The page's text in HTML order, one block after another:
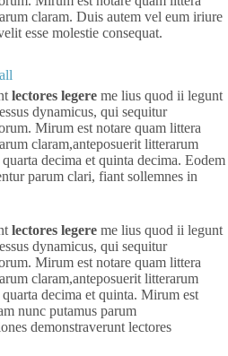
claram. Duis autem vel eum iriure
esse molestie consequat.
lectores legere me lius quod ii legunt
dynamicus, qui sequitur
Mirum est notare quam littera
claram,anteposuerit litterarum
decima et quinta decima. Eodem
parum clari, fiant sollemnes in
lectores legere me lius quod ii legunt
dynamicus, qui sequitur
Mirum est notare quam littera
claram,anteposuerit litterarum
decima et quinta. Mirum est
nunc putamus parum
demonstraverunt lectores